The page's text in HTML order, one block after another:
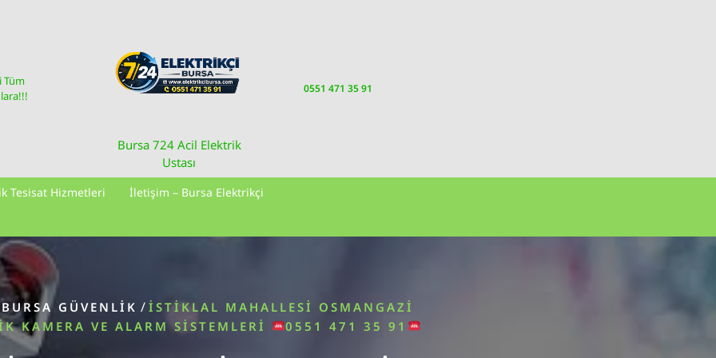
Tüm
Bursa 724 Acil Elektrik
Ustası
0551 471 35 91
Tesisat Hizmetleri
İletişim – Bursa Elektrikçi
BURSA GÜVENLIK / İSTIKLAL MAHALLESI OSMANGAZI
KAMERA VE ALARM SISTEMLERI
0551 471 35 91